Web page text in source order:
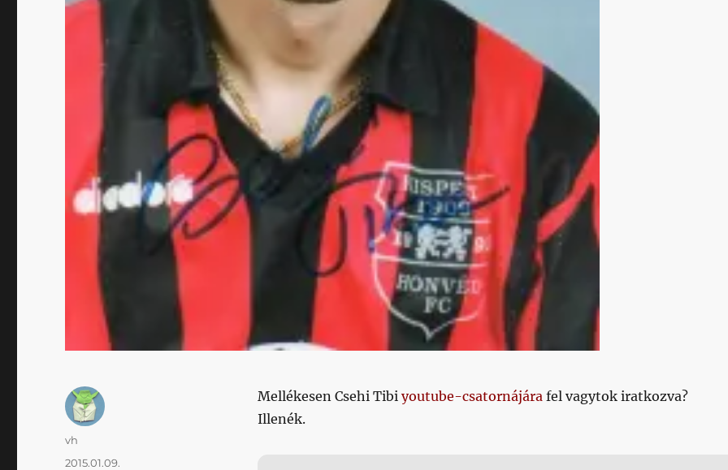
Mellékesen Csehi Tibi youtube-csatornájára fel vagytok iratkozva?
Illenék.
Szerző
vh
Közzétéve
2015.01.09.